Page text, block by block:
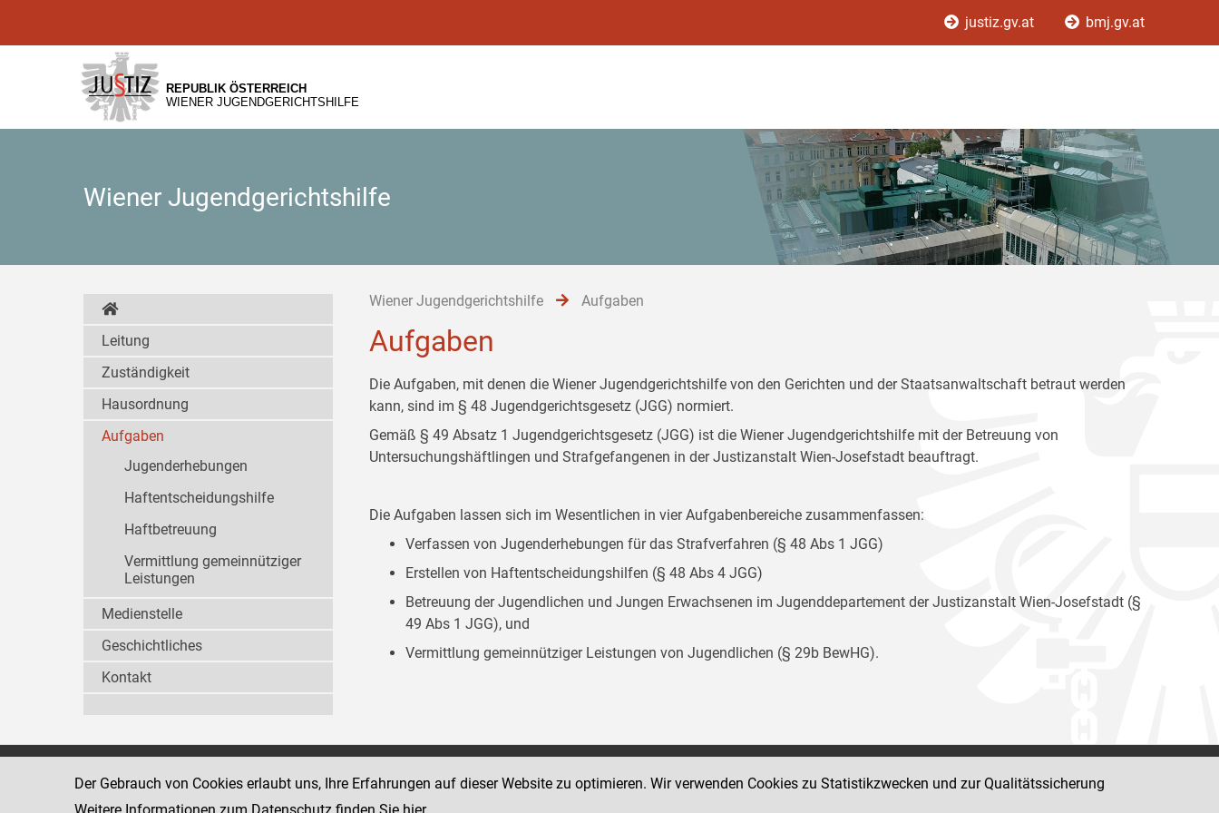
[1]
[2]
[3]
justiz.gv.at bmj.gv.at
REPUBLIK ÖSTERREICH
WIENER JUGENDGERICHTSHILFE
Wiener Jugendgerichtshilfe
Wiener Jugendgerichtshilfe Aufgaben
Aufgaben
Die Aufgaben, mit denen die Wiener Jugendgerichtshilfe von den Gerichten und der Staatsanwaltschaft betraut werden
kann, sind im § 48 Jugendgerichtsgesetz (JGG) normiert.
Gemäß § 49 Absatz 1 Jugendgerichtsgesetz (JGG) ist die Wiener Jugendgerichtshilfe mit der Betreuung von
Untersuchungshäftlingen und Strafgefangenen in der Justizanstalt Wien-Josefstadt beauftragt.
Die Aufgaben lassen sich im Wesentlichen in vier Aufgabenbereiche zusammenfassen:
Verfassen von Jugenderhebungen für das Strafverfahren (§ 48 Abs 1 JGG)
Erstellen von Haftentscheidungshilfen (§ 48 Abs 4 JGG)
Betreuung der Jugendlichen und Jungen Erwachsenen im Jugenddepartement der Justizanstalt Wien-Josefstadt (§
49 Abs 1 JGG), und
Vermittlung gemeinnütziger Leistungen von Jugendlichen (§ 29b BewHG).
Leitung
Zuständigkeit
Hausordnung
Aufgaben
Jugenderhebungen
Haftentscheidungshilfe
Haftbetreuung
Vermittlung gemeinnütziger
Leistungen
Medienstelle
Geschichtliches
Kontakt
Wiener Jugendgerichtshilfe
www.justiz.gv.at/WrJGH
1080 Wien
Social Media Kanäle
Impressum
Der Gebrauch von Cookies erlaubt uns, Ihre Erfahrungen auf dieser Website zu optimieren. Wir verwenden Cookies zu Statistikzwecken und zur Qualitätssicherung